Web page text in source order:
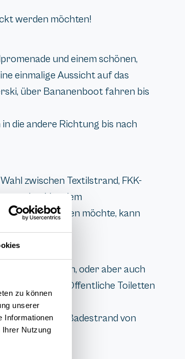
zu können
unserer
Informationen
Ihrer Nutzung
werden möchten!
und einem schönen,
einmalige Aussicht auf das
über Bananenboot fahren bis
die andere Richtung bis nach
zwischen Textilstrand, FKK-
werden. Von dem
spazieren gehen möchte, kann
Holzstufen, oder aber auch
relativ breit. Öffentliche Toiletten
langen Badestrand von